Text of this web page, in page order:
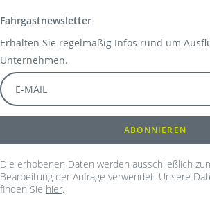
Fahrgastnewsletter
Erhalten Sie regelmäßig Infos rund um
Unternehmen.
Die erhobenen Daten werden ausschließlich
Bearbeitung der Anfrage verwendet. Unsere
finden Sie hier.